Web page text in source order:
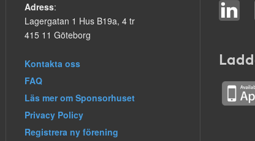
Adress:
Lagergatan 1 Hus B19a, 4 tr
415 11 Göteborg
Kontakta oss
FAQ
Läs mer om Sponsorhuset
Privacy Policy
Registrera ny förening